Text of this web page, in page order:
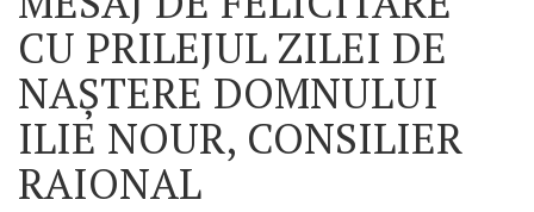
CU PRILEJUL ZILEI DE
NAȘTERE DOMNULUI
ILIE NOUR, CONSILIER
RAIONAL